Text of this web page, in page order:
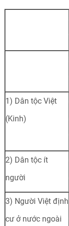
1) Dân tộc Việt
(Kinh)
2) Dân tộc ít
người
3) Người Việt định
cư ở nước ngoài